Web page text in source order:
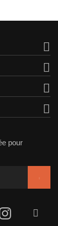




pour
Instagram